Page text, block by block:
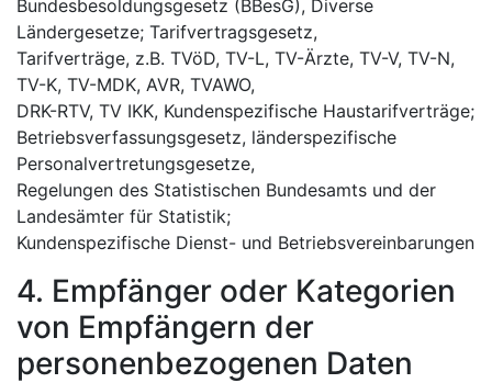
Bundesbesoldungsgesetz (BBesG), Diverse
Ländergesetze; Tarifvertragsgesetz,
Tarifverträge, z.B. TVöD, TV-L, TV-Ärzte, TV-V, TV-N,
TV-K, TV-MDK, AVR, TVAWO,
DRK-RTV, TV IKK, Kundenspezifische Haustarifverträge;
Betriebsverfassungsgesetz, länderspezifische
Personalvertretungsgesetze,
Regelungen des Statistischen Bundesamts und der
Landesämter für Statistik;
Kundenspezifische Dienst- und Betriebsvereinbarungen
4. Empfänger oder Kategorien
von Empfängern der
personenbezogenen Daten